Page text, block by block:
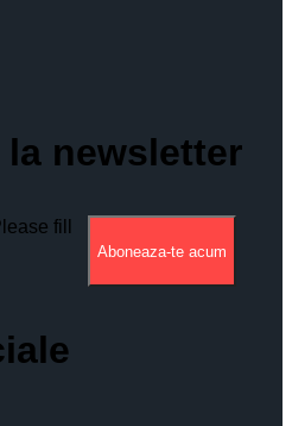
la newsletter
fill
Aboneaza-te acum